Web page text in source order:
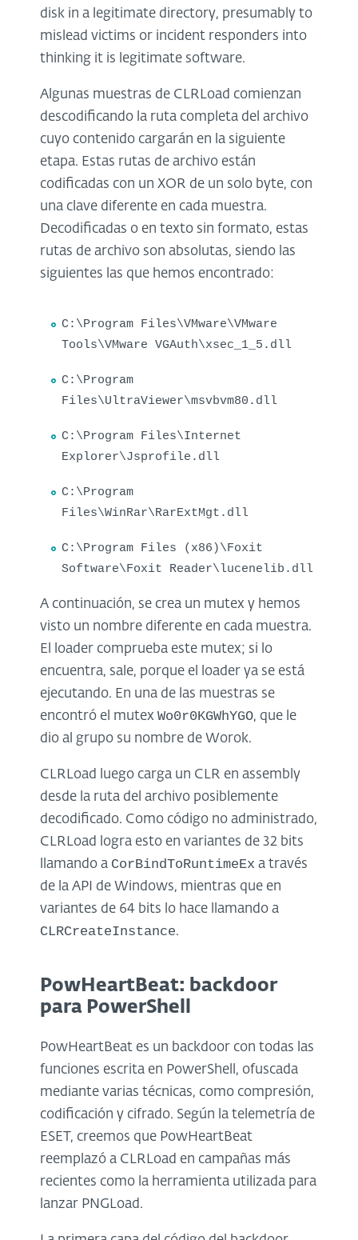
disk in a legitimate directory, presumably to
mislead victims or incident responders into
thinking it is legitimate software.
Algunas muestras de CLRLoad comienzan
descodificando la ruta completa del archivo
cuyo contenido cargarán en la siguiente
etapa. Estas rutas de archivo están
codificadas con un XOR de un solo byte, con
una clave diferente en cada muestra.
Decodificadas o en texto sin formato, estas
rutas de archivo son absolutas, siendo las
siguientes las que hemos encontrado:
C:\Program Files\VMware\VMware
Tools\VMware VGAuth\xsec_1_5.dll
C:\Program
Files\UltraViewer\msvbvm80.dll
C:\Program Files\Internet
Explorer\Jsprofile.dll
C:\Program
Files\WinRar\RarExtMgt.dll
C:\Program Files (x86)\Foxit
Software\Foxit Reader\lucenelib.dll
A continuación, se crea un mutex y hemos
visto un nombre diferente en cada muestra.
El loader comprueba este mutex; si lo
encuentra, sale, porque el loader ya se está
ejecutando. En una de las muestras se
encontró el mutex Wo0r0KGWhYGO, que le
dio al grupo su nombre de Worok.
CLRLoad luego carga un CLR en assembly
desde la ruta del archivo posiblemente
decodificado. Como código no administrado,
CLRLoad logra esto en variantes de 32 bits
llamando a CorBindToRuntimeEx a través
de la API de Windows, mientras que en
variantes de 64 bits lo hace llamando a
CLRCreateInstance.
PowHeartBeat: backdoor
para PowerShell
PowHeartBeat es un backdoor con todas las
funciones escrita en PowerShell, ofuscada
mediante varias técnicas, como compresión,
codificación y cifrado. Según la telemetría de
ESET, creemos que PowHeartBeat
reemplazó a CLRLoad en campañas más
recientes como la herramienta utilizada para
lanzar PNGLoad.